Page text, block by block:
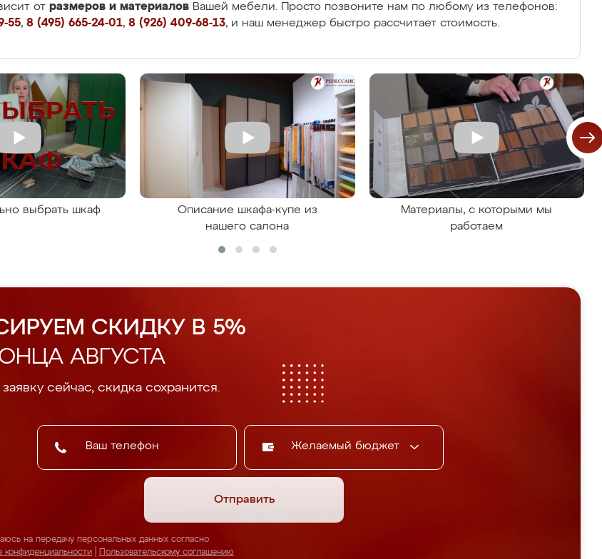
от размеров и материалов Вашей мебели. Просто позвоните нам по любому из телефонов:
55, 8 (495) 665-24-01, 8 (926) 409-68-13, и наш менеджер быстро рассчитает стоимость.
выбрать шкаф
Описание шкафа-купе из
нашего салона
Материалы, с которыми мы
работаем
СКИДКУ В 5%
АВГУСТА
сейчас, скидка сохранится.
Желаемый бюджет
Отправить
на передачу персональных данных согласно
конфиденциальности
Пользовательскому соглашению